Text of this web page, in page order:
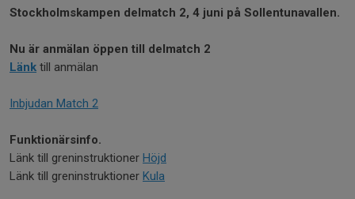
Stockholmskampen delmatch 2, 4 juni på Sollentunavallen.
Nu är anmälan öppen till delmatch 2
Länk till anmälan
Inbjudan Match 2
Funktionärsinfo.
Länk till greninstruktioner Höjd
Länk till greninstruktioner Kula